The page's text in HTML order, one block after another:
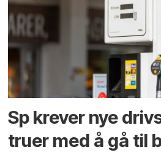
Sp krever nye
truer med å gå til